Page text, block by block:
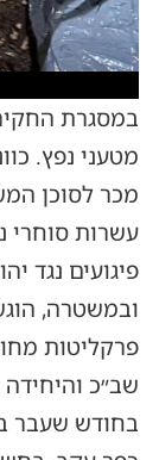
במסגרת
מטעני נפץ.
מכר לסוכן
עשרות סוחרי
פיגועים נגד
ובמשטרה,
פרקליטות
שב״כ
בחודש שעבר